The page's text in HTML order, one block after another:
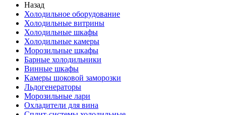
Назад
Холодильное оборудование
Холодильные витрины
Холодильные шкафы
Холодильные камеры
Морозильные шкафы
Барные холодильники
Винные шкафы
Камеры шоковой заморозки
Льдогенераторы
Морозильные лари
Охладители для вина